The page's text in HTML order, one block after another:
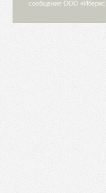
сообщение ООО «Иберис